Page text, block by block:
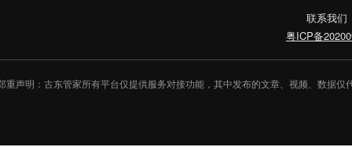
联系我们
粤ICP备
重声明：古东管家所有平台仅提供服务对接功能，其中发布的文章、视频、数据